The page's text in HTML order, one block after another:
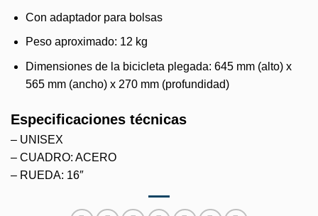
Con adaptador para bolsas
Peso aproximado: 12 kg
Dimensiones de la bicicleta plegada: 645 mm (alto) x
565 mm (ancho) x 270 mm (profundidad)
Especificaciones técnicas
– UNISEX
– CUADRO: ACERO
– RUEDA: 16″